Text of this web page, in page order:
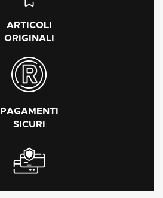
ARTICOLI
ORIGINALI
PAGAMENTI
SICURI